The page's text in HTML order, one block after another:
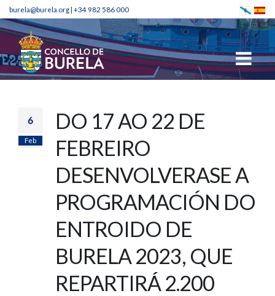
burela@burela.org| +34 982 586 000
6
Feb
DO 17 AO 22 DE
FEBREIRO
DESENVOLVERASE A
PROGRAMACIÓN DO
ENTROIDO DE
BURELA 2023, QUE
REPARTIRÁ 2.200